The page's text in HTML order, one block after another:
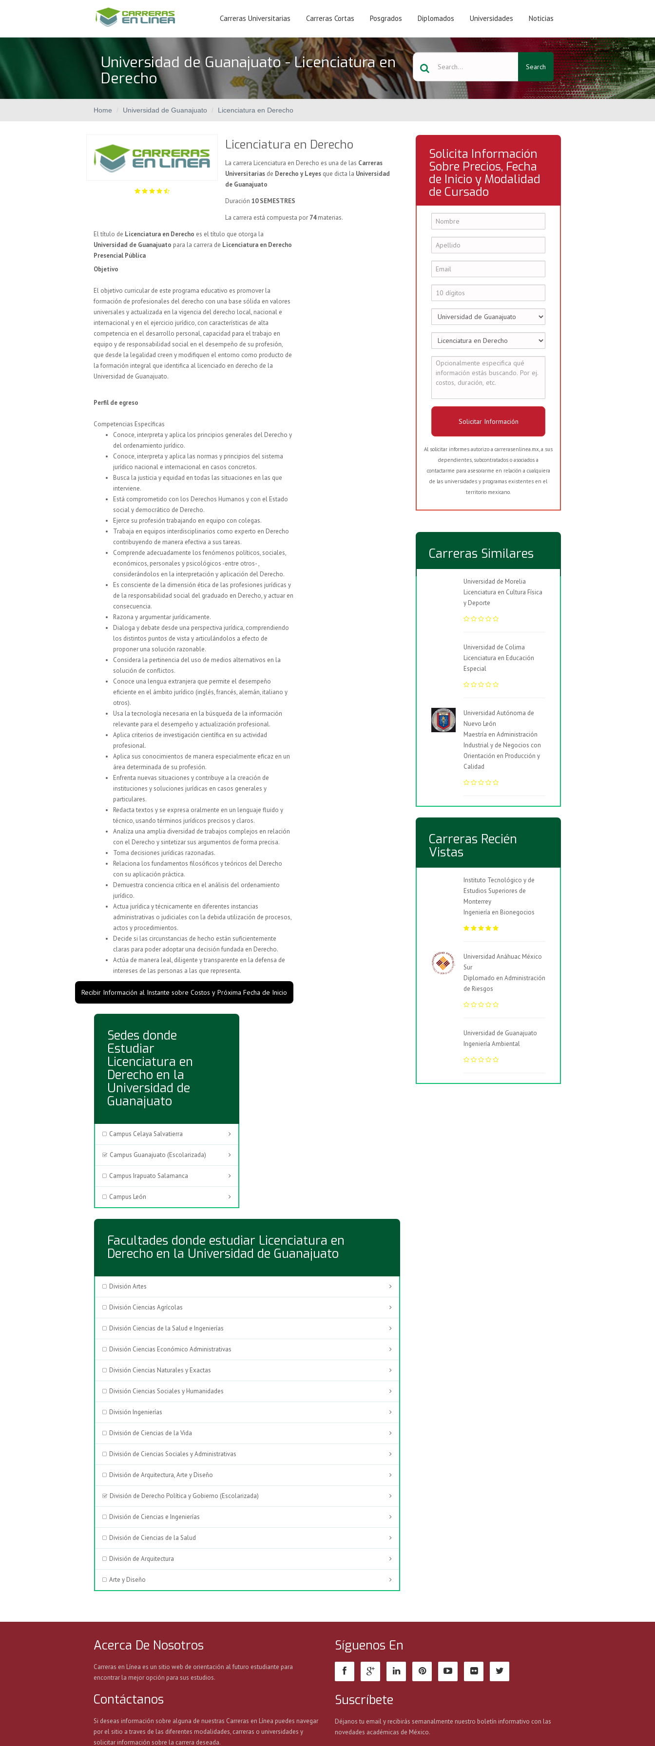
Carreras Universitarias Carreras Cortas Posgrados Diplomados Universidades Noticias
Universidad de Guanajuato - Licenciatura en
Derecho
Search
Home Universidad de Guanajuato Licenciatura en Derecho
Licenciatura en Derecho
La carrera Licenciatura en Derecho es una de las Carreras
Universitarias de Derecho y Leyes que dicta la Universidad
de Guanajuato
Duración 10 SEMESTRES
La carrera está compuesta por 74materias.
El título de Licenciatura en Derecho es el título que otorga la
Universidad de Guanajuato para la carrera de Licenciatura en Derecho
Presencial Pública
Objetivo
El objetivo curricular de este programa educativo es promover la
formación de profesionales del derecho con una base sólida en valores
universales y actualizada en la vigencia del derecho local, nacional e
internacional y en el ejercicio jurídico, con características de alta
competencia en el desarrollo personal, capacidad para el trabajo en
equipo y de responsabilidad social en el desempeño de su profesión,
que desde la legalidad creen y modifiquen el entorno como producto de
la formación integral que identifica al licenciado en derecho de la
Universidad de Guanajuato.
Perfil de egreso
Competencias Específicas
Conoce, interpreta y aplica los principios generales del Derecho y
del ordenamiento jurídico.
Conoce, interpreta y aplica las normas y principios del sistema
jurídico nacional e internacional en casos concretos.
Busca la justicia y equidad en todas las situaciones en las que
interviene.
Está comprometido con los Derechos Humanos y con el Estado
social y democrático de Derecho.
Ejerce su profesión trabajando en equipo con colegas.
Trabaja en equipos interdisciplinarios como experto en Derecho
contribuyendo de manera efectiva a sus tareas.
Comprende adecuadamente los fenómenos políticos, sociales,
económicos, personales y psicológicos -entre otros- ,
considerándolos en la interpretación y aplicación del Derecho.
Es consciente de la dimensión ética de las profesiones jurídicas y
de la responsabilidad social del graduado en Derecho, y actuar en
consecuencia.
Razona y argumentar jurídicamente.
Dialoga y debate desde una perspectiva jurídica, comprendiendo
los distintos puntos de vista y articulándolos a efecto de
proponer una solución razonable.
Considera la pertinencia del uso de medios alternativos en la
solución de conflictos.
Conoce una lengua extranjera que permite el desempeño
eficiente en el ámbito jurídico (inglés, francés, alemán, italiano y
otros).
Usa la tecnología necesaria en la búsqueda de la información
relevante para el desempeño y actualización profesional.
Aplica criterios de investigación científica en su actividad
profesional.
Aplica sus conocimientos de manera especialmente eficaz en un
área determinada de su profesión.
Enfrenta nuevas situaciones y contribuye a la creación de
instituciones y soluciones jurídicas en casos generales y
particulares.
Redacta textos y se expresa oralmente en un lenguaje fluido y
técnico, usando términos jurídicos precisos y claros.
Analiza una amplia diversidad de trabajos complejos en relación
con el Derecho y sintetizar sus argumentos de forma precisa.
Toma decisiones jurídicas razonadas.
Relaciona los fundamentos filosóficos y teóricos del Derecho
con su aplicación práctica.
Demuestra conciencia crítica en el análisis del ordenamiento
jurídico.
Actua jurídica y técnicamente en diferentes instancias
administrativas o judiciales con la debida utilización de procesos,
actos y procedimientos.
Decide si las circunstancias de hecho están suficientemente
claras para poder adoptar una decisión fundada en Derecho.
Actúa de manera leal, diligente y transparente en la defensa de
intereses de las personas a las que representa.
Recibir Información al Instante sobre Costos y Próxima Fecha de Inicio
Sedes donde
Estudiar
Licenciatura en
Derecho en la
Universidad de
Guanajuato
Campus Celaya Salvatierra
Campus Guanajuato (Escolarizada)
Campus Irapuato Salamanca
Campus León
Facultades donde estudiar Licenciatura en
Derecho en la Universidad de Guanajuato
División Artes
División Ciencias Agrícolas
División Ciencias de la Salud e Ingenierías
División Ciencias Económico Administrativas
División Ciencias Naturales y Exactas
División Ciencias Sociales y Humanidades
División Ingenierías
División de Ciencias de la Vida
División de Ciencias Sociales y Administrativas
División de Arquitectura, Arte y Diseño
División de Derecho Política y Gobierno (Escolarizada)
División de Ciencias e Ingenierías
División de Ciencias de la Salud
División de Arquitectura
Arte y Diseño
Solicita Información
Sobre Precios, Fecha
de Inicio y Modalidad
de Cursado
Solicitar Información
Al solicitar informes autorizo a carrerasenlinea.mx, a sus
dependientes, subcontratados o asociados a
contactarme para asesorarme en relación a cualquiera
de las universidades y programas existentes en el
territorio mexicano.
Carreras Similares
Universidad de Morelia
Licenciatura en Cultura Física
y Deporte
Universidad de Colima
Licenciatura en Educación
Especial
Universidad Autónoma de
Nuevo León
Maestría en Administración
Industrial y de Negocios con
Orientación en Producción y
Calidad
Carreras Recién
Vistas
Instituto Tecnológico y de
Estudios Superiores de
Monterrey
Ingeniería en Bionegocios
Universidad Anáhuac México
Sur
Diplomado en Administración
de Riesgos
Universidad de Guanajuato
Ingeniería Ambiental
Acerca De Nosotros
Carreras en Línea es un sitio web de orientación al futuro estudiante para
encontrar la mejor opción para sus estudios.
Contáctanos
Si deseas información sobre alguna de nuestras Carreras en Línea puedes navegar
por el sitio a traves de las diferentes modalidades, carreras o universidades y
solicitar información sobre la carrera deseada.
Síguenos En
Suscríbete
Déjanos tu email y recibirás semanalmente nuestro boletín informativo con las
novedades académicas de México.